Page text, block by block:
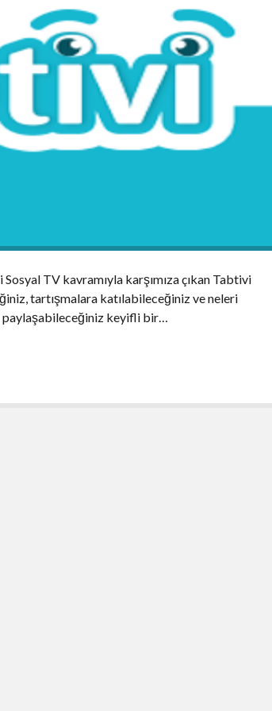
TV kavramıyla karşımıza çıkan Tabtivi
tartışmalara katılabileceğiniz ve neleri
paylaşabileceğiniz keyifli bir…